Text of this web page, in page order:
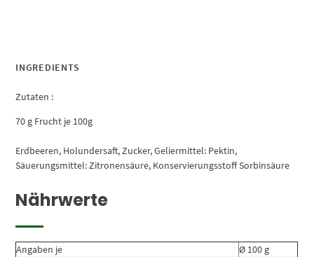
INGREDIENTS
Zutaten :
70 g Frucht je 100g
Erdbeeren, Holundersaft, Zucker, Geliermittel: Pektin,
Säuerungsmittel: Zitronensäure, Konservierungsstoff Sorbinsäure
Nährwerte
Angaben je
Ø 100 g